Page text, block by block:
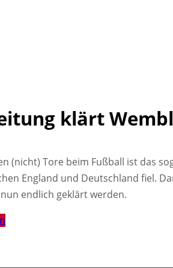
klärt
(nicht) Tore beim Fußball ist das
England und Deutschland fiel.
endlich geklärt werden.